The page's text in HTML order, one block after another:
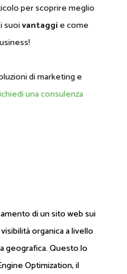
per scoprire meglio
suoivantaggi e come
di marketing e
una consulenza
di un sito web sui
organica a livello
geografica. Questo lo
Optimization, il